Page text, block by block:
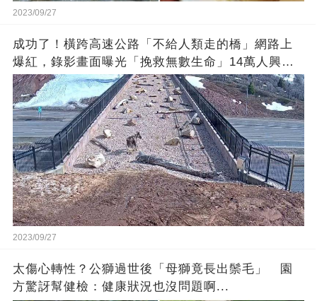
2023/09/27
成功了！橫跨高速公路「不給人類走的橋」網路上
爆紅，錄影畫面曝光「挽救無數生命」14萬人興奮
歡呼
2023/09/27
太傷心轉性？公獅過世後「母獅竟長出鬃毛」 園
方驚訝幫健檢：健康狀況也沒問題啊...